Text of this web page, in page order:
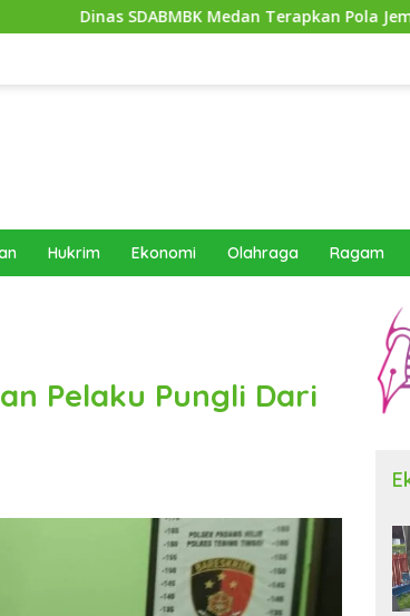
Medan Terapkan Pola Jemput Bola,
Hukrim Ekonomi Olahraga Ragam
Pelaku Pungli Dari